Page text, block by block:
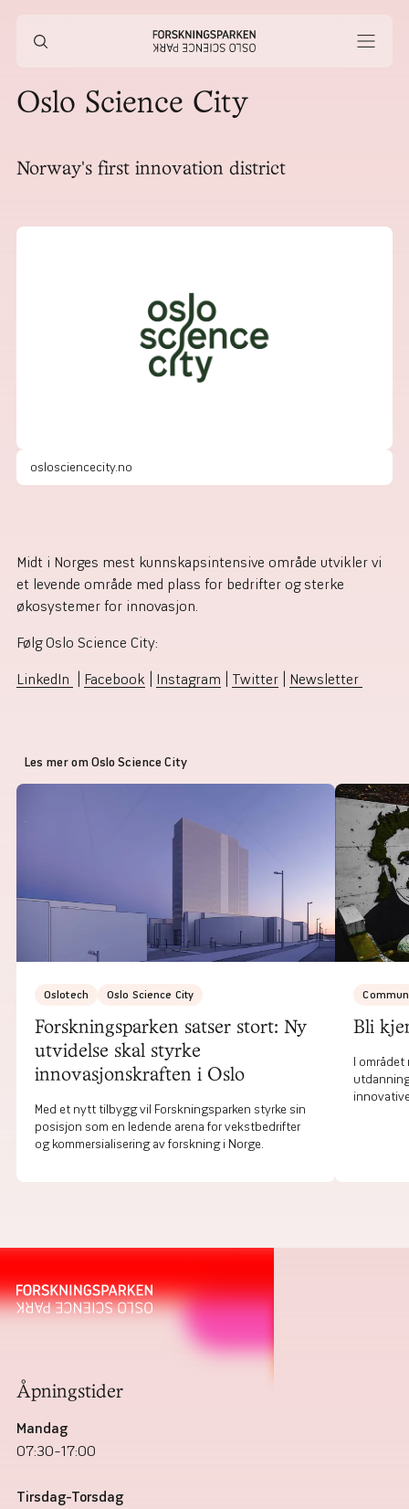
Oslo Science City
Norway's first innovation district
oslosciencecity.no
Midt i Norges mest kunnskapsintensive område utvikler vi
et levende område med plass for bedrifter og sterke
økosystemer for innovasjon.
Følg Oslo Science City:
LinkedIn
Facebook Instagram Twitter Newsletter
Les mer om Oslo Science City
Oslotech Oslo Science City
Forskningsparken satser stort: Ny
utvidelse skal styrke
innovasjonskraften i Oslo
Med et nytt tilbygg vil Forskningsparken styrke sin
posisjon som en ledende arena for vekstbedrifter
og kommersialisering av forskning i Norge.
Bli
I
Åpningstider
Mandag
07:30–17:00
Tirsdag–Torsdag